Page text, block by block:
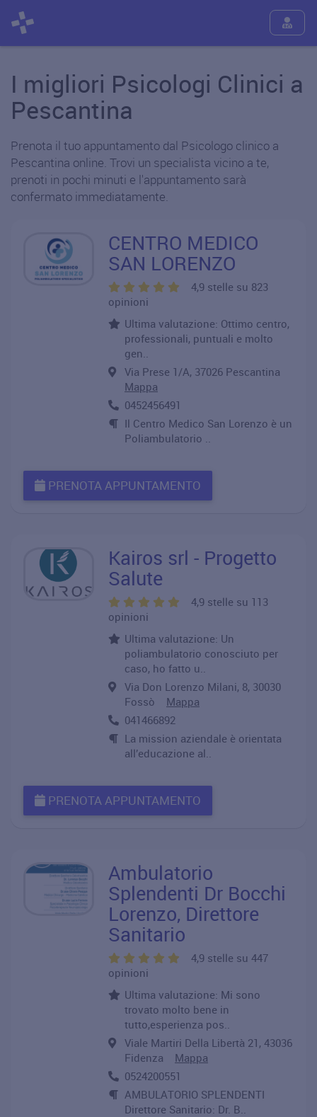
I migliori Psicologi Clinici a
Pescantina
Prenota il tuo appuntamento dal Psicologo clinico a
Pescantina online. Trovi un specialista vicino a te,
prenoti in pochi minuti e l'appuntamento sarà
confermato immediatamente.
CENTRO MEDICO
SAN LORENZO
4,9 stelle su 823
opinioni
Ultima valutazione: Ottimo centro,
professionali, puntuali e molto
gen..
Via Prese 1/A, 37026 Pescantina
Mappa
0452456491
Il Centro Medico San Lorenzo è un
Poliambulatorio ..
PRENOTA APPUNTAMENTO
Kairos srl - Progetto
Salute
4,9 stelle su 113
opinioni
Ultima valutazione: Un
poliambulatorio conosciuto per
caso, ho fatto u..
Via Don Lorenzo Milani, 8, 30030
Fossò Mappa
041466892
La mission aziendale è orientata
all’educazione al..
PRENOTA APPUNTAMENTO
Ambulatorio
Splendenti Dr Bocchi
Lorenzo, Direttore
Sanitario
4,9 stelle su 447
opinioni
Ultima valutazione: Mi sono
trovato molto bene in
tutto,esperienza pos..
Viale Martiri Della Libertà 21, 43036
Fidenza Mappa
0524200551
AMBULATORIO SPLENDENTI
Direttore Sanitario: Dr. B..